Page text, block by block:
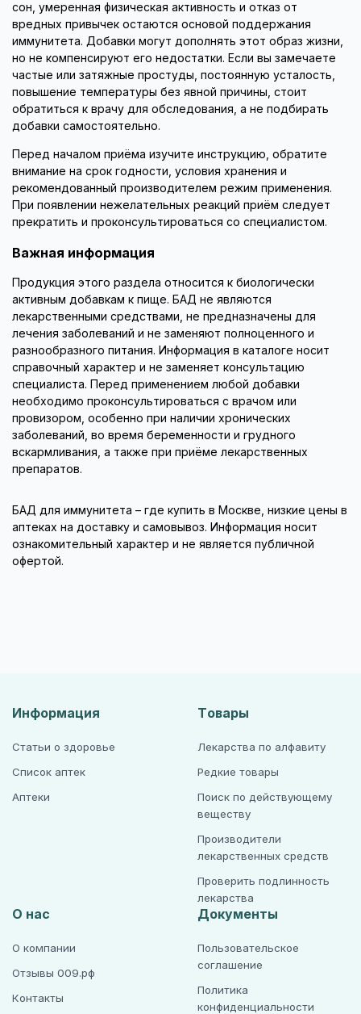
сон, умеренная физическая активность и отказ от
вредных привычек остаются основой поддержания
иммунитета. Добавки могут дополнять этот образ жизни,
но не компенсируют его недостатки. Если вы замечаете
частые или затяжные простуды, постоянную усталость,
повышение температуры без явной причины, стоит
обратиться к врачу для обследования, а не подбирать
добавки самостоятельно.
Перед началом приёма изучите инструкцию, обратите
внимание на срок годности, условия хранения и
рекомендованный производителем режим применения.
При появлении нежелательных реакций приём следует
прекратить и проконсультироваться со специалистом.
Важная информация
Продукция этого раздела относится к биологически
активным добавкам к пище. БАД не являются
лекарственными средствами, не предназначены для
лечения заболеваний и не заменяют полноценного и
разнообразного питания. Информация в каталоге носит
справочный характер и не заменяет консультацию
специалиста. Перед применением любой добавки
необходимо проконсультироваться с врачом или
провизором, особенно при наличии хронических
заболеваний, во время беременности и грудного
вскармливания, а также при приёме лекарственных
препаратов.
БАД для иммунитета – где купить в Москве, низкие цены в
аптеках на доставку и самовывоз. Информация носит
ознакомительный характер и не является публичной
офертой.
Информация
Статьи о здоровье
Список аптек
Аптеки
Товары
Лекарства по алфавиту
Редкие товары
Поиск по действующему
веществу
Производители
лекарственных средств
Проверить подлинность
лекарства
О нас
О компании
Отзывы 009.рф
Контакты
Документы
Пользовательское
соглашение
Политика
конфиденциальности